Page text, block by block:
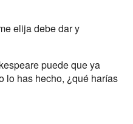
elija debe dar y
puede que ya
lo has hecho, ¿qué harías